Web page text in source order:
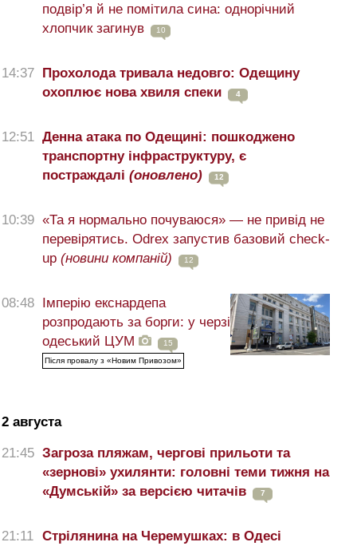
подвір’я й не помітила сина: однорічний
хлопчик загинув
10
14:37 Прохолода тривала недовго: Одещину
охоплює нова хвиля спеки
4
12:51 Денна атака по Одещині: пошкоджено
транспортну інфраструктуру, є
постраждалі (оновлено) 12
10:39 «Та я нормально почуваюся» — не привід не
перевірятись. Odrex запустив базовий check-
up (новини компаній) 12
08:48 Імперію екснардепа
розпродають за борги: у черзі
одеський ЦУМ
15
Після провалу з «Новим Привозом»
2 августа
21:45 Загроза пляжам, чергові прильоти та
«зернові» ухилянти: головні теми тижня на
«Думській» за версією читачів
7
21:11
Стрілянина на Черемушках: в Одесі